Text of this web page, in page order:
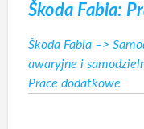
Škoda Fabia:
Škoda Fabia –>
awaryjne i
Prace dodatkowe